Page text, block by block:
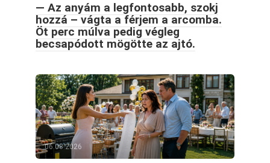
— Az anyám a legfontosabb, szokj
hozzá – vágta a férjem a arcomba.
Öt perc múlva pedig végleg
becsapódott mögötte az ajtó.
06.08.2026